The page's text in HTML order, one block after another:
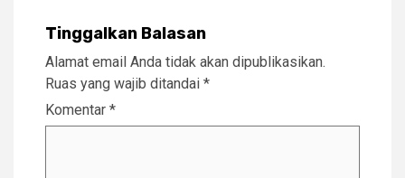
Tinggalkan Balasan
Alamat email Anda tidak akan dipublikasikan.
Ruas yang wajib ditandai *
Komentar *